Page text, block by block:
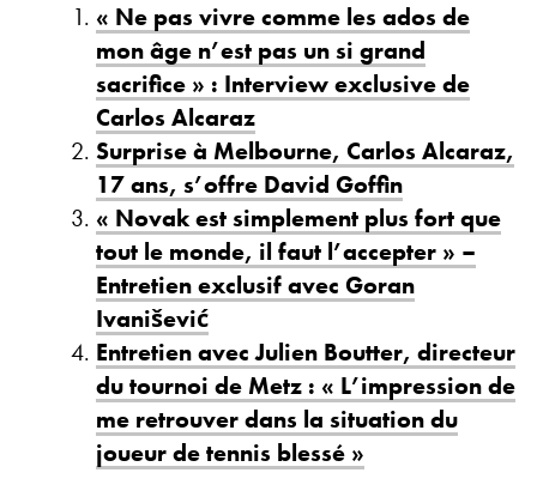
« Ne pas vivre comme les ados de
mon âge n’est pas un si grand
sacrifice » : Interview exclusive de
Carlos Alcaraz
Surprise à Melbourne, Carlos Alcaraz,
17 ans, s’offre David Goffin
« Novak est simplement plus fort que
tout le monde, il faut l’accepter » –
Entretien exclusif avec Goran
Ivanišević
Entretien avec Julien Boutter, directeur
du tournoi de Metz : « L’impression de
me retrouver dans la situation du
joueur de tennis blessé »